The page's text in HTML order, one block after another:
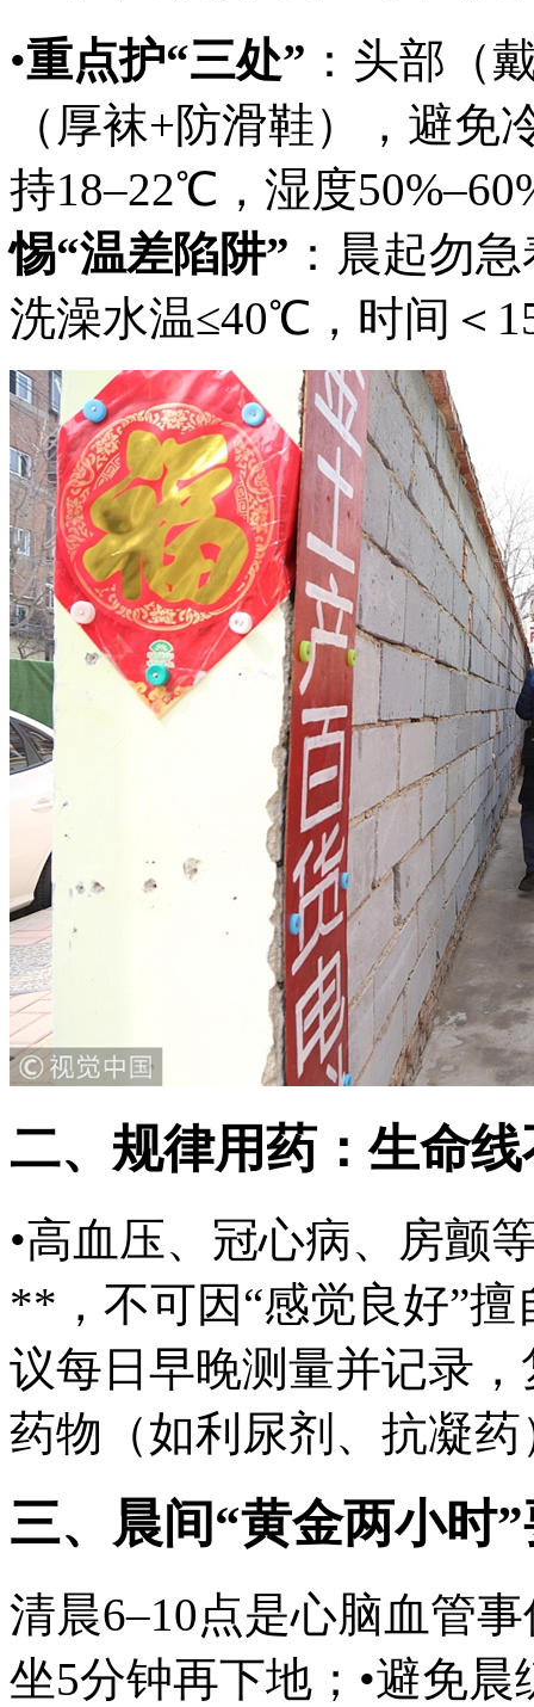
•重点护“三处” ：头部（
（厚袜+防滑鞋），避免
持18–22℃，湿度
惕“温差陷阱” ：晨起勿
洗澡水温≤40℃，时间＜
二、规律用药：生命
•高血压、冠心病、房颤
**，不可因“感觉良好”
议每日早晚测量并记录
药物（如利尿剂、抗凝
三、晨间“黄金两小时
清晨6–10点是心脑血管
坐5分钟再下地；•避免